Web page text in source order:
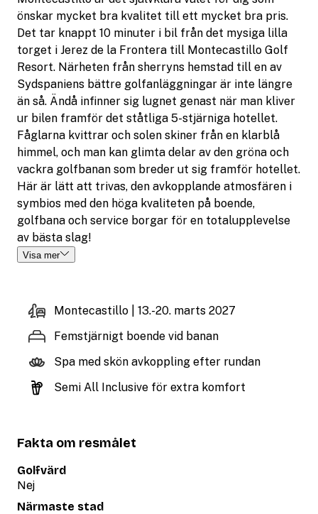
önskar mycket bra kvalitet till ett mycket bra pris.
Det tar knappt 10 minuter i bil från det mysiga lilla
torget i Jerez de la Frontera till Montecastillo Golf
Resort. Närheten från sherryns hemstad till en av
Sydspaniens bättre golfanläggningar är inte längre
än så. Ändå infinner sig lugnet genast när man kliver
ur bilen framför det ståtliga 5-stjärniga hotellet.
Fåglarna kvittrar och solen skiner från en klarblå
himmel, och man kan glimta delar av den gröna och
vackra golfbanan som breder ut sig framför hotellet.
Här är lätt att trivas, den avkopplande atmosfären i
symbios med den höga kvaliteten på boende,
golfbana och service borgar för en totalupplevelse
av bästa slag!
Visa mer
Montecastillo | 13.-20. marts 2027
Femstjärnigt boende vid banan
Spa med skön avkoppling efter rundan
Semi All Inclusive för extra komfort
Fakta om resmålet
Golfvärd
Nej
Närmaste stad